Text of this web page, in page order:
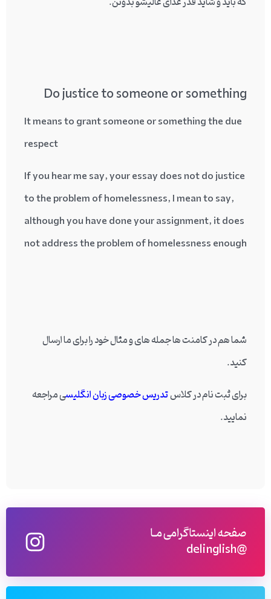
Do justice to someone or something
It means to grant someone or something the due
respect
If you hear me say, your essay does not do justice
to the problem of homelessness, I mean to say,
although you have done your assignment, it does
not address the problem of homelessness enough
شما هم در کامنت ها جمله های و مثال خود را برای ما ارسال
کنید.
برای ثبت نام در کلاستدریس خصوصی زبان انگلیسی مراجعه
نمایید.
صفحه اینستاگرامی مـا
@delinglish